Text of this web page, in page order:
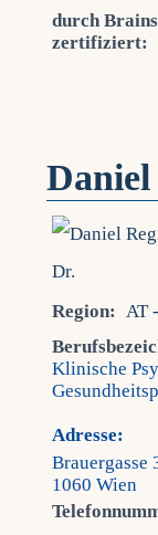
durch
zertifiziert:
Daniel
Region: AT
Klinische
Adresse:
Brauergasse
1060 Wien